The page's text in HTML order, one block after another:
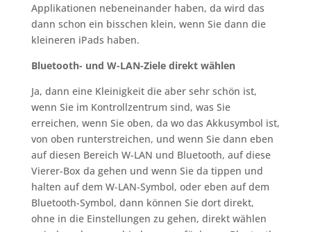
Applikationen nebeneinander haben, da wird das
dann schon ein bisschen klein, wenn Sie dann die
kleineren iPads haben.
Bluetooth- und W-LAN-Ziele direkt wählen
Ja, dann eine Kleinigkeit die aber sehr schön ist,
wenn Sie im Kontrollzentrum sind, was Sie
erreichen, wenn Sie oben, da wo das Akkusymbol ist,
von oben runterstreichen, und wenn Sie dann eben
auf diesen Bereich W-LAN und Bluetooth, auf diese
Vierer-Box da gehen und wenn Sie da tippen und
halten auf dem W-LAN-Symbol, oder eben auf dem
Bluetooth-Symbol, dann können Sie dort direkt,
ohne in die Einstellungen zu gehen, direkt wählen